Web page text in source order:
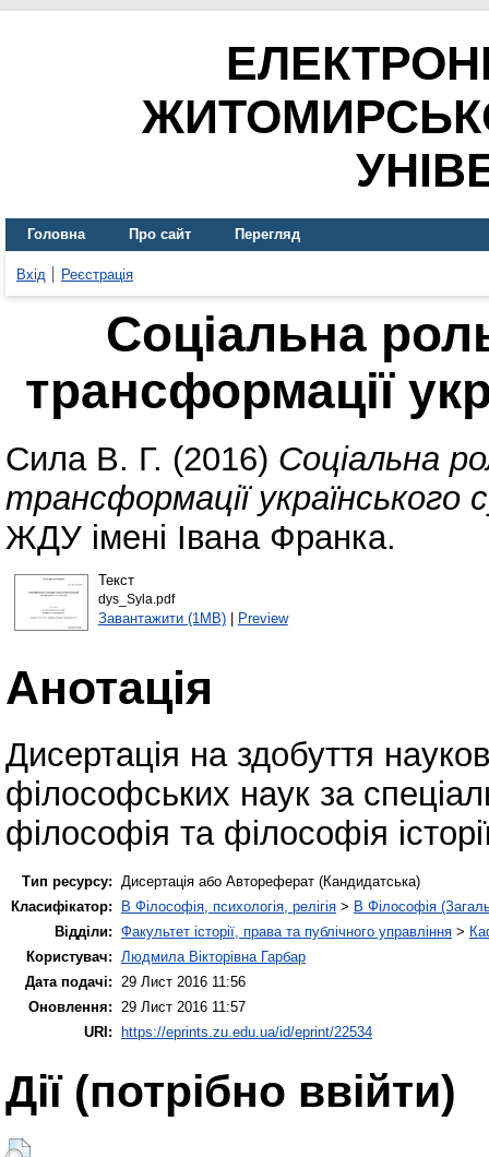
Головна Про сайт Перегляд
Вхід Реєстрація
Соціальна
трансформації
Сила В. Г. (2016) Соціальна
трансформації українського
ЖДУ імені Івана Франка.
Текст
dys_Syla.pdf
Завантажити (1MB)| Preview
Анотація
Дисертація на здобуття
філософських наук за
філософія та філософія
Тип ресурсу:
Дисертація або Автореферат (Кандидатська)
Класифікатор:
B Філософія, психологія, релігія > B Філософія
Відділи: Факультет історії, права та публічного управління >
Користувач:
Людмила Вікторівна Гарбар
Дата подачі:
29 Лист 2016 11:56
Оновлення:
29 Лист 2016 11:57
URI: https://eprints.zu.edu.ua/id/eprint/22534
Дії ​​(потрібно ввійти)